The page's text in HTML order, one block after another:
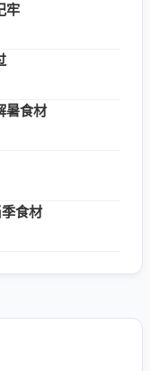
牢
暑食材
食材